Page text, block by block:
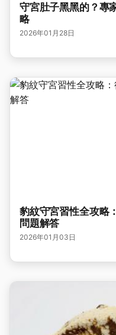
守宮肚子黑黑的？專
略
2026年01月28日
豹紋守宮習性全攻略
問題解答
2026年01月03日